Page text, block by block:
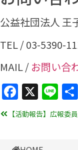
公益社団法人 王
TEL / 03-5390-
MAIL / お問い合
X Line